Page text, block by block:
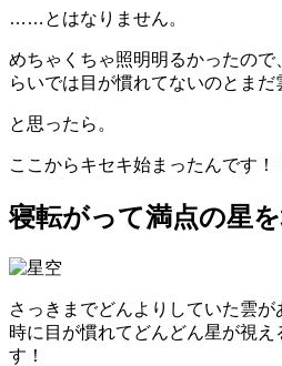
……とはなりません。
めちゃくちゃ照明明るかったので
らいでは目が慣れてないのとま
と思ったら。
ここからキセキ始まったんです！
寝転がって満点の星
さっきまでどんよりしていた雲
時に目が慣れてどんどん星が視
す！